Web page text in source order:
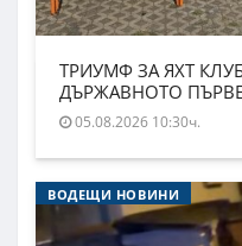
ТРИУМФ ЗА ЯХТ
ДЪРЖАВНОТО
05.08.2026 10:30ч.
ВОДЕЩИ НОВИНИ